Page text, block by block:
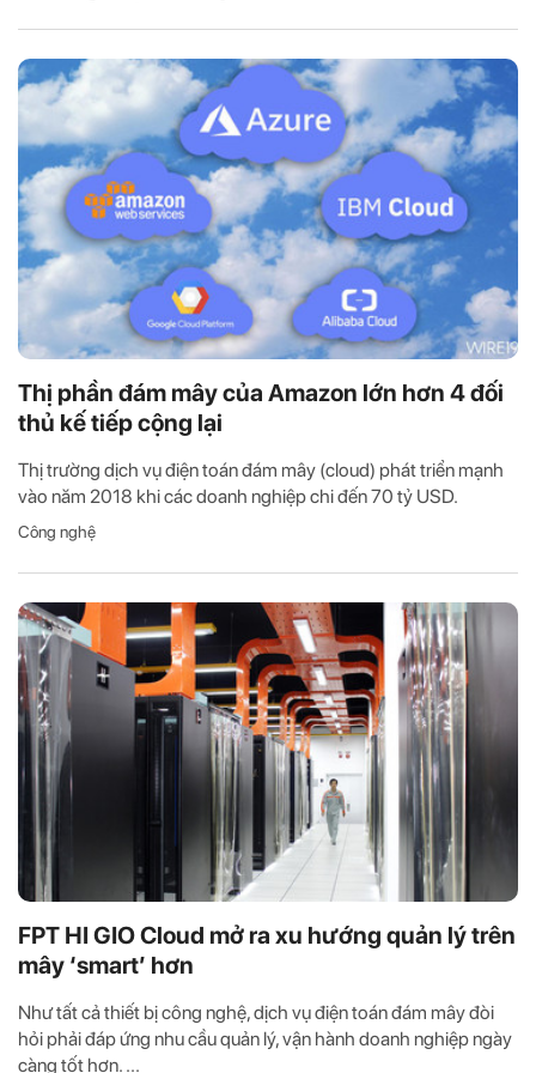
Thị phần đám mây của Amazon lớn hơn 4 đối
thủ kế tiếp cộng lại
Thị trường dịch vụ điện toán đám mây (cloud) phát triển mạnh
vào năm 2018 khi các doanh nghiệp chi đến 70 tỷ USD.
Công nghệ
FPT HI GIO Cloud mở ra xu hướng quản lý trên
mây ‘smart’ hơn
Như tất cả thiết bị công nghệ, dịch vụ điện toán đám mây đòi
hỏi phải đáp ứng nhu cầu quản lý, vận hành doanh nghiệp ngày
càng tốt hơn. ...